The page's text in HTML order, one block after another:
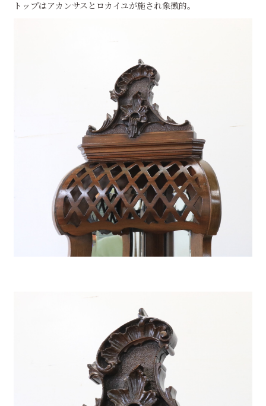
トップはアカンサスとロカイユが施され象徴的。